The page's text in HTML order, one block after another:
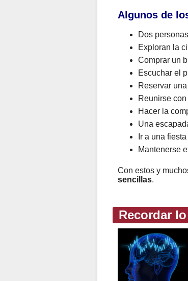
Algunos de
Dos
Exploran la
Comprar un
Escuchar el
Reservar
Reunirse
Hacer la
Una
Ir a una
Mantenerse
Con estos y
sencillas.
Recordar